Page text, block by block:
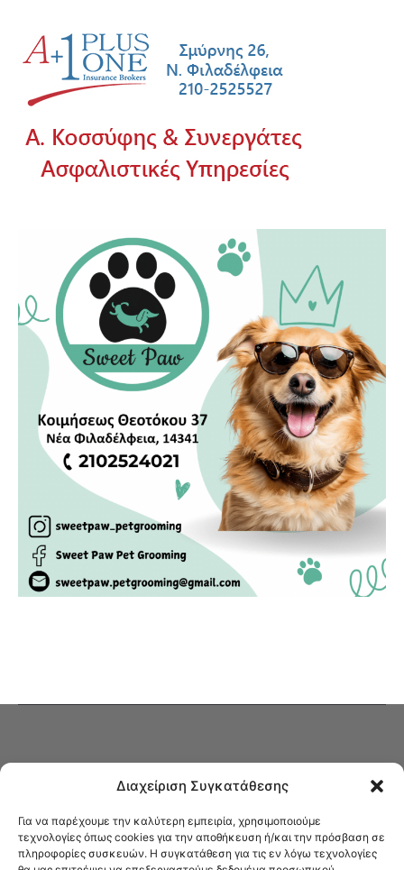
Διαχείριση Συγκατάθεσης
Για να παρέχουμε την καλύτερη εμπειρία, χρησιμοποιούμε
τεχνολογίες όπως cookies για την αποθήκευση ή/και την πρόσβαση σε
πληροφορίες συσκευών. Η συγκατάθεση για τις εν λόγω τεχνολογίες
Στο Καφενείο θα βρείτε όλες τις ειδήσεις που αφορούν την Νέα